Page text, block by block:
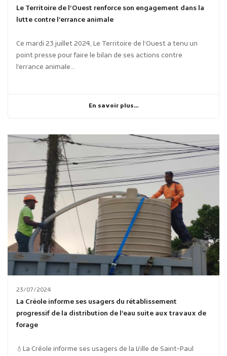
Le Territoire de l’Ouest renforce son engagement dans la
lutte contre l’errance animale
Ce mardi 23 juillet 2024, Le Territoire de l’Ouest a tenu un
point presse pour faire le bilan de ses actions contre
l’errance animale...
En savoir plus...
23/07/2024
La Créole informe ses usagers du rétablissement
progressif de la distribution de l’eau suite aux travaux de
forage
💧La Créole informe ses usagers de la Ville de Saint-Paul